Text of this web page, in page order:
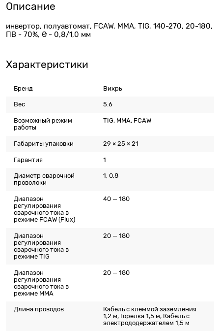
Описание
инвертор, полуавтомат, FCAW, ММА, TIG, 140-270, 20-180,
ПВ - 70%, Ø - 0,8/1,0 мм
Характеристики
Бренд Вихрь
Вес 5.6
Возможный режим
работы
TIG, MMA, FCAW
Габариты упаковки 29 × 25 × 21
Гарантия 1
Диаметр сварочной
проволоки
1, 0,8
Диапазон
регулирования
сварочного тока в
режиме FCAW (Flux)
40 — 180
Диапазон
регулирования
сварочного тока в
режиме TIG
20 — 180
Диапазон
регулирования
сварочного тока в
режиме ММА
20 — 180
Длина проводов
Кабель с клеммой заземления
1,2 м, Горелка 1,5 м, Кабель с
электрододержателем 1,5 м